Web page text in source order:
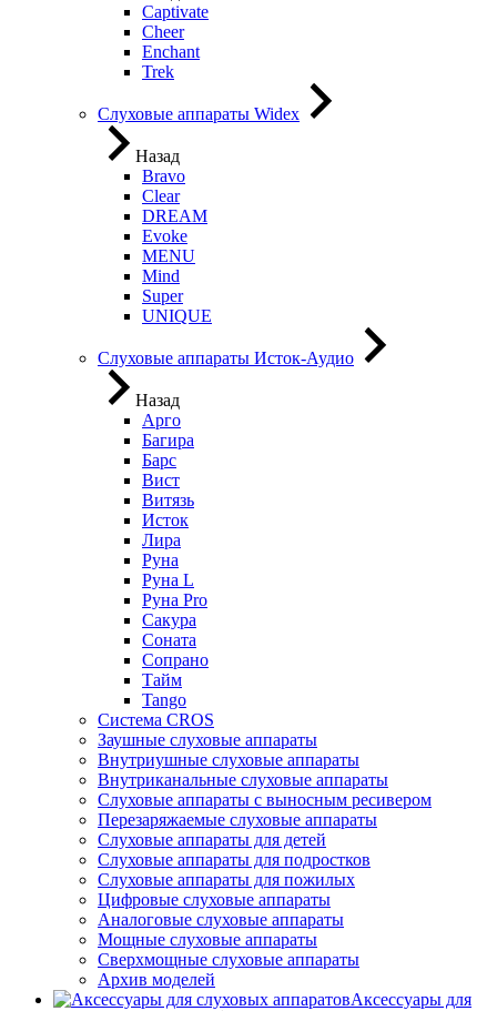
Captivate
Cheer
Enchant
Trek
Слуховые аппараты Widex
Назад
Bravo
Clear
DREAM
Evoke
MENU
Mind
Super
UNIQUE
Слуховые аппараты Исток-Аудио
Назад
Арго
Багира
Барс
Вист
Витязь
Исток
Лира
Руна
Руна L
Руна Pro
Сакура
Соната
Сопрано
Тайм
Tango
Система CROS
Заушные слуховые аппараты
Внутриушные слуховые аппараты
Внутриканальные слуховые аппараты
Слуховые аппараты с выносным ресивером
Перезаряжаемые слуховые аппараты
Слуховые аппараты для детей
Слуховые аппараты для подростков
Слуховые аппараты для пожилых
Цифровые слуховые аппараты
Аналоговые слуховые аппараты
Мощные слуховые аппараты
Сверхмощные слуховые аппараты
Архив моделей
Аксессуары для